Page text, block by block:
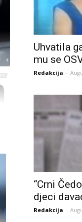
Uhvatila
mu se
Redakcija -
“Crni
djeci
Redakcija -